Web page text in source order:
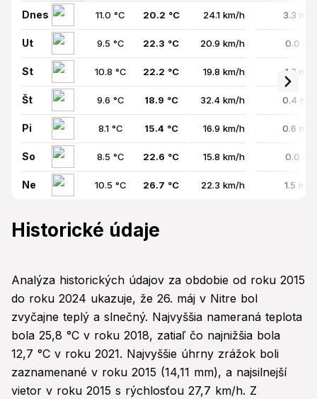
Dnes 11.0 °C 20.2 °C 24.1 km/h 3.3
Ut 9.5 °C 22.3 °C 20.9 km/h 0.0
St 10.8 °C 22.2 °C 19.8 km/h 1.7
Št 9.6 °C 18.9 °C 32.4 km/h 0.4
Pi 8.1 °C 15.4 °C 16.9 km/h 0.6
So 8.5 °C 22.6 °C 15.8 km/h 0.0
Ne 10.5 °C 26.7 °C 22.3 km/h 1.5
Historické údaje
Analýza historických údajov za obdobie od roku 2015
do roku 2024 ukazuje, že 26. máj v Nitre bol
zvyčajne teplý a slnečný. Najvyššia nameraná teplota
bola 25,8 °C v roku 2018, zatiaľ čo najnižšia bola
12,7 °C v roku 2021. Najvyššie úhrny zrážok boli
zaznamenané v roku 2015 (14,11 mm), a najsilnejší
vietor v roku 2015 s rýchlosťou 27,7 km/h. Z